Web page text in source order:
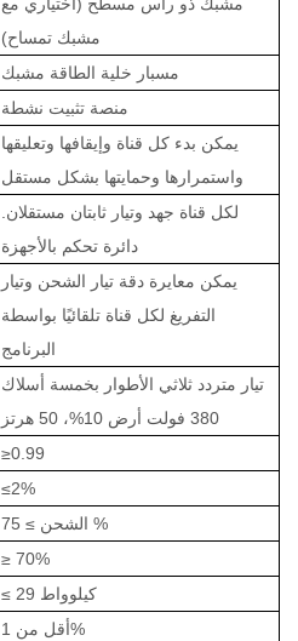
مشبك ذو رأس مسطح (اختياري مع
مشبك تمساح)
مسبار خلية الطاقة مشبك
منصة تثبيت نشطة
يمكن بدء كل قناة وإيقافها وتعليقها
واستمرارها وحمايتها بشكل مستقل
لكل قناة جهد وتيار ثابتان مستقلان.
دائرة تحكم بالأجهزة
يمكن معايرة دقة تيار الشحن وتيار
التفريغ لكل قناة تلقائيًا بواسطة
البرنامج
تيار متردد ثلاثي الأطوار بخمسة أسلاك
380 فولت
أرض 10%، 50 هرتز
≥0.99
≤2%
الشحن ≥ 75%
≥70%
≤29 كيلوواط
أقل من 1%